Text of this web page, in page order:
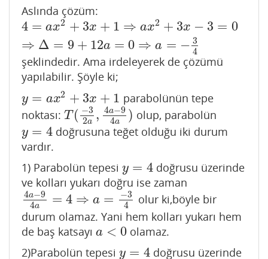
Aslında çözüm:
4 = ax2 + 3x + 1 ⇒ ax2 + 3x − 3 = 0
⇒ Δ = 9 + 12a = 0 ⇒ a = − 3
4
4=ax 2+3x +1 ⇒ax 2+ 3x −3 =0⇒Δ =9 +12 a= 0⇒a= −3
şeklindedir. Ama irdeleyerek de çözümü
yapılabilir. Şöyle ki;
y = ax2 + 3x + 1
y=ax 2+3x +1
parabolünün tepe
noktası: T ( −3
2a , 4a−9
4a )
T(− 32a, 4a−94 a )olup, parabolün
y = 4
y=4
doğrusuna teğet olduğu iki durum
vardır.
1) Parabolün tepesi y = 4
y=4
doğrusu üzerinde
ve kolları yukarı doğru ise zaman
4a−9
4a = 4 ⇒ a = −3
4
4a−94 a= 4⇒a= −3 4
olur ki,böyle bir
durum olamaz. Yani hem kolları yukarı hem
de baş katsayı a < 0
a< 0
olamaz.
2)Parabolün tepesi y = 4
y=4
doğrusu üzerinde